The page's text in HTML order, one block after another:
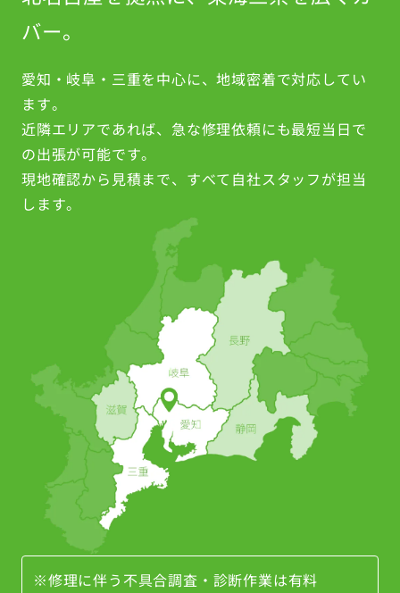
バー。
愛知・岐阜・三重を中心に、地域密着で対応してい
ます。
近隣エリアであれば、急な修理依頼にも最短当日で
の出張が可能です。
現地確認から見積まで、すべて自社スタッフが担当
します。
※修理に伴う不具合調査・診断作業は有料